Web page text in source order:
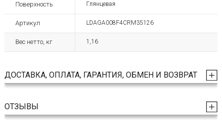
Поверхность Глянцевая
Артикул LDAGA008F4CRM35126
Вес нетто, кг 1,16
ДОСТАВКА, ОПЛАТА, ГАРАНТИЯ, ОБМЕН И ВОЗВРАТ
ОТЗЫВЫ